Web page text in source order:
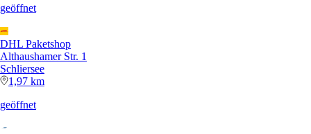
geöffnet
DHL Paketshop
Althaushamer Str. 1
Schliersee
1,97 km
geöffnet